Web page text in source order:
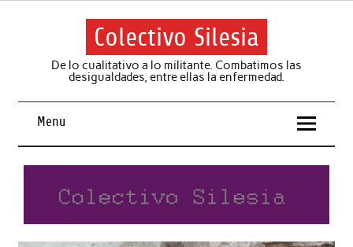
Skip
Colectivo Silesia
De lo cualitativo a lo militante. Combatimos las
desigualdades, entre ellas la enfermedad.
Menu